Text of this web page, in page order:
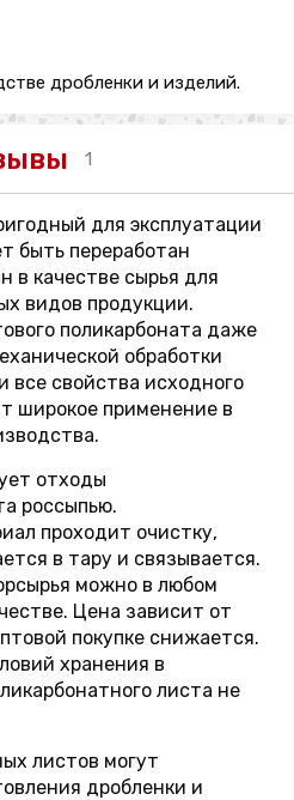
дробленки и изделий.
1
для эксплуатации
быть переработан
в качестве сырья для
видов продукции.
поликарбоната даже
обработки
все свойства исходного
широкое применение в
отходы
россыпью.
проходит очистку,
в тару и связывается.
можно в любом
Цена зависит от
покупке снижается.
хранения в
листа не
листов могут
дробленки и